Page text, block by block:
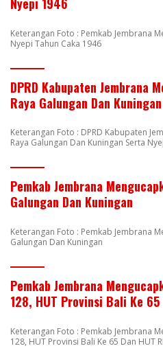
Keterangan Foto : Pemkab Jembrana
Nyepi Tahun Caka 1946
DPRD Kabupaten Jembrana
Raya Galungan Dan
Keterangan Foto : DPRD Kabupaten
Raya Galungan Dan Kuningan Serta
Pemkab Jembrana
Galungan Dan Kuningan
Keterangan Foto : Pemkab Jembrana
Galungan Dan Kuningan
Pemkab Jembrana
128, HUT Provinsi Bali Ke 65
Keterangan Foto : Pemkab Jembrana
128, HUT Provinsi Bali Ke 65 Dan HUT